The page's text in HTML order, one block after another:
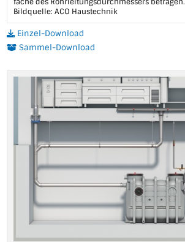
Bildquelle: ACO Haustechnik
Einzel-Download
Sammel-Download